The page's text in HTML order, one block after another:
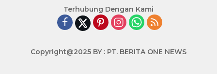
Terhubung Dengan Kami
Copyright@2025 BY : PT. BERITA ONE NEWS